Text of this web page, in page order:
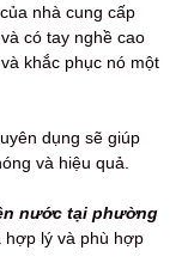
nhà cung cấp
có tay nghề cao
khắc phục nó một
dụng sẽ giúp
và hiệu quả.
nước tại phường
hợp lý và phù hợp